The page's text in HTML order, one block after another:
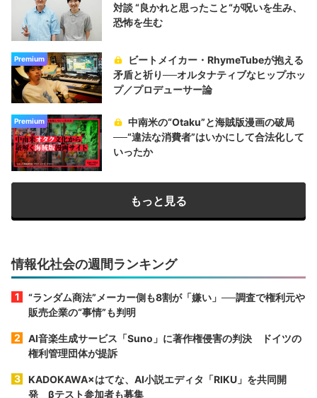
対談 “良かれと思ったこと“が呪いを生み、
恐怖を生む
Premium
ビートメイカー・RhymeTubeが抱える
矛盾と祈り──オルタナティブなヒップホッ
プ／プロデューサー論
Premium
中南米の“Otaku”と海賊版漫画の破局
──“違法な消費者”はいかにして合法化して
いったか
もっと見る
情報化社会の週間ランキング
“ランダム商法”メーカー側も8割が「嫌い」──調査で権利元や
販売企業の“事情”も判明
AI音楽生成サービス「Suno」に著作権侵害の判決 ドイツの
権利管理団体が提訴
KADOKAWA×はてな、AI小説エディタ「RIKU」を共同開
発 βテスト参加者も募集